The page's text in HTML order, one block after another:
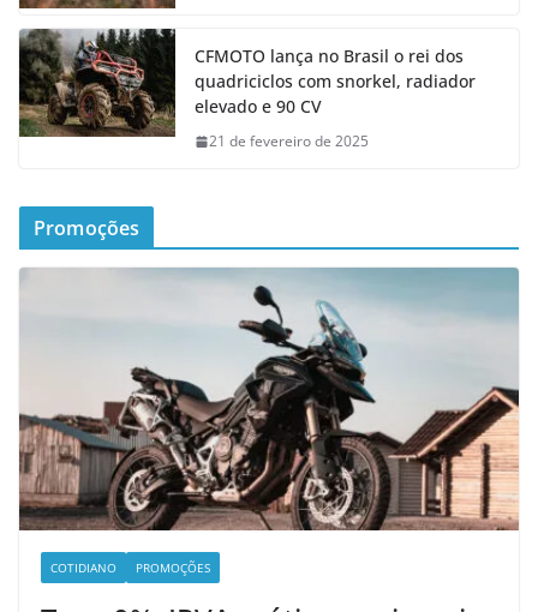
CFMOTO lança no Brasil o rei dos
quadriciclos com snorkel, radiador
elevado e 90 CV
21 de fevereiro de 2025
Promoções
COTIDIANO PROMOÇÕES